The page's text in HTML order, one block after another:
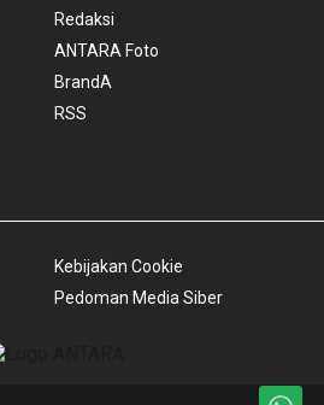
Redaksi
ANTARA Foto
BrandA
RSS
Kebijakan Cookie
Pedoman Media Siber